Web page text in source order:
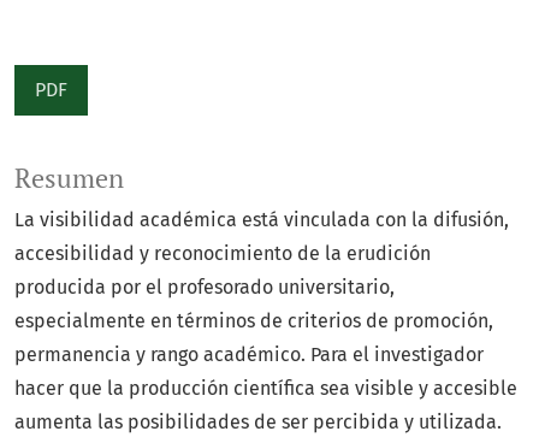
PDF
Resumen
La visibilidad académica está vinculada con la difusión,
accesibilidad y reconocimiento de la erudición
producida por el profesorado universitario,
especialmente en términos de criterios de promoción,
permanencia y rango académico. Para el investigador
hacer que la producción científica sea visible y accesible
aumenta las posibilidades de ser percibida y utilizada.